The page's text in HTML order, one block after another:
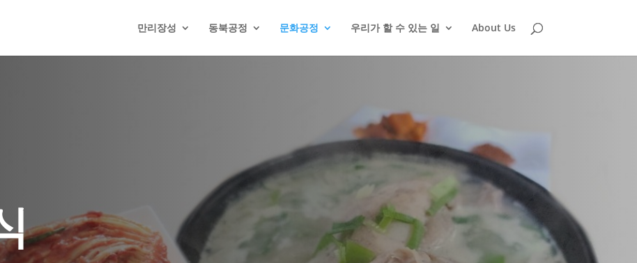
만리장성 동북공정 문화공정 우리가 할 수 있는 일 About Us